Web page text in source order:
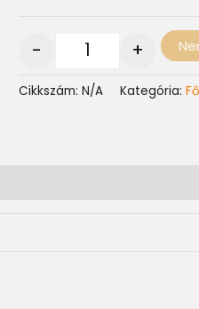
- +
Cikkszám: N/A Kategória: